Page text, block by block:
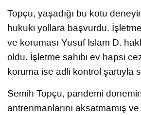
Topçu, yaşadığı bu kötü
hukuki yollara başvurdu.
ve koruması Yusuf İslam D.
oldu. İşletme sahibi ev hapsi
koruma ise adli kontrol şartıyla
Semih Topçu, pandemi
antrenmanlarını aksatmamış ve